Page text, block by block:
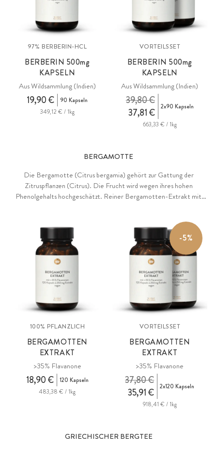
97% BERBERIN-HCL
BERBERIN 500mg
KAPSELN
Aus Wildsammlung (Indien)
19,90 €
90 Kapseln
349,12 € / 1kg
VORTEILSSET
BERBERIN 500mg
KAPSELN
Aus Wildsammlung (Indien)
37,81 €
39,80 € 2x90 Kapseln
663,33 € / 1kg
BERGAMOTTE
Die Bergamotte (Citrus bergamia) gehört zur Gattung der
Zitruspflanzen (Citrus). Die Frucht wird wegen ihres hohen
Phenolgehalts hochgeschätzt. Reiner Bergamotten-Extrakt mit
Bergamottenfrucht gewonnen. Ohne jedwede Zusätze, vegan.
100% PFLANZLICH
BERGAMOTTEN
EXTRAKT
>35% Flavanone
18,90 €
120 Kapseln
483,38 € / 1kg
-5%
VORTEILSSET
BERGAMOTTEN
EXTRAKT
>35% Flavanone
35,91 €
37,80 € 2x120 Kapseln
918,41 € / 1kg
GRIECHISCHER BERGTEE